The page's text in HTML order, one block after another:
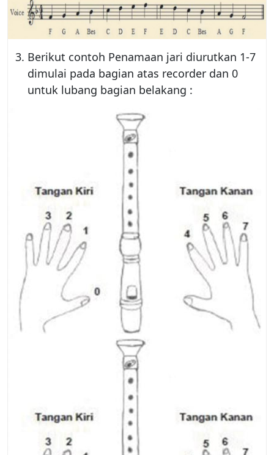
Berikut contoh Penamaan jari diurutkan 1-7
dimulai pada bagian atas recorder dan 0
untuk lubang bagian belakang :